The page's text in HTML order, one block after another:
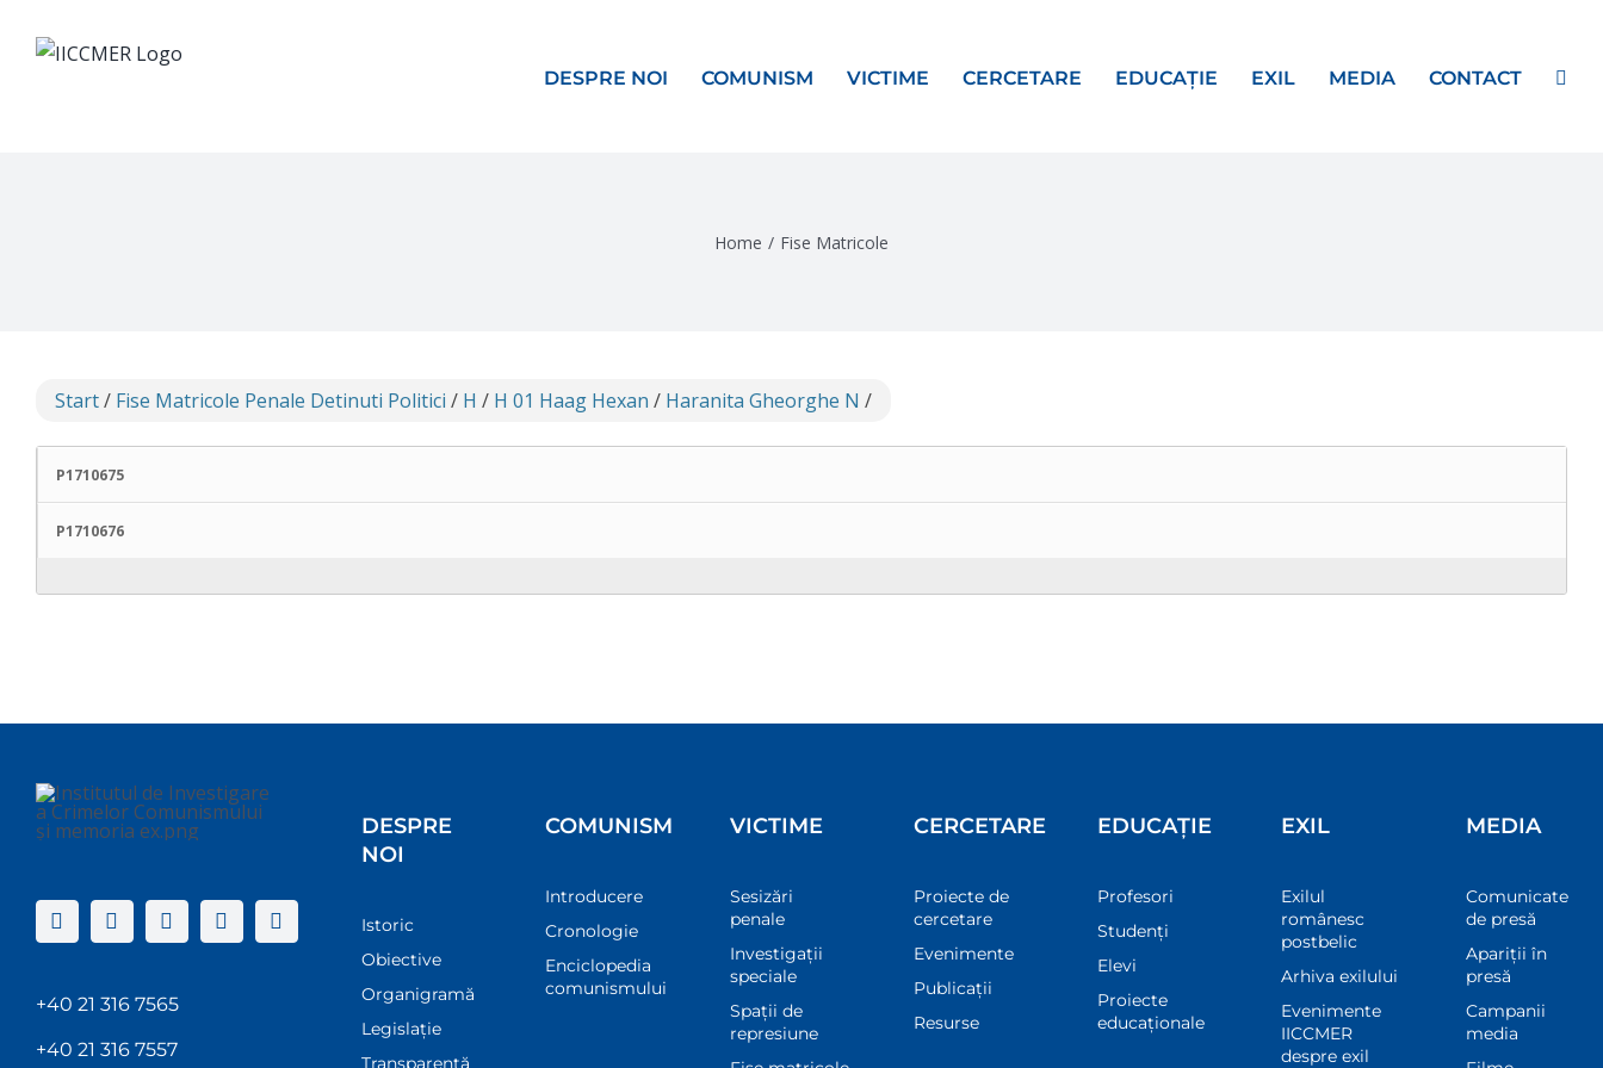
DESPRE NOI COMUNISM VICTIME CERCETARE EDUCAȚIE EXIL MEDIA CONTACT
Home / Fise Matricole
Start/ Fise Matricole Penale Detinuti Politici / H / H 01 Haag Hexan / Haranita Gheorghe N /
P1710675
P1710676
+40 21 316 7565
+40 21 316 7557
DESPRE
NOI
Istoric
Obiective
Organigramă
Legislație
Transparenţă
COMUNISM
Introducere
Cronologie
Enciclopedia
comunismului
VICTIME
Sesizări
penale
Investigații
speciale
Spații de
represiune
CERCETARE
Proiecte de
cercetare
Evenimente
Publicații
Resurse
EDUCAȚIE
Profesori
Studenți
Elevi
Proiecte
educaționale
EXIL
Exilul
românesc
postbelic
Arhiva exilului
Evenimente
IICCMER
despre exil
MEDIA
Comunicate
de presă
Apariții în
presă
Campanii
media